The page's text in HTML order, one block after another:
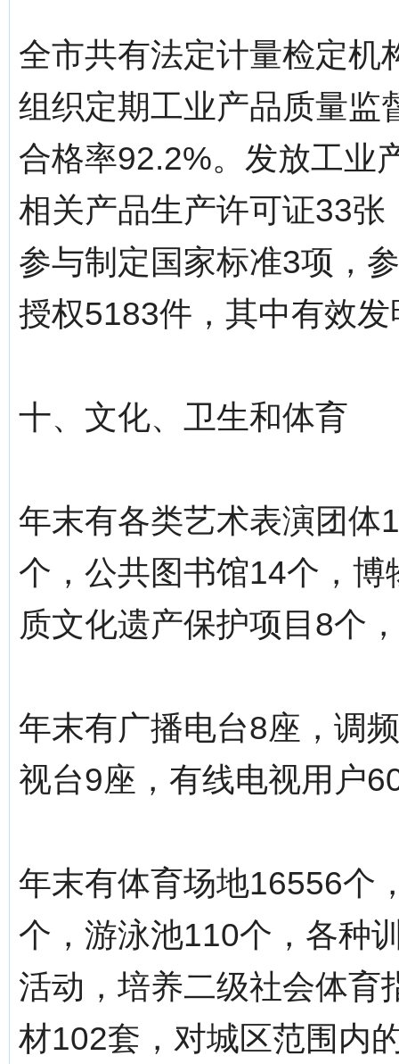
全市共有法定计量检定机
组织定期工业产品质量监
合格率92.2%。发放工业
相关产品生产许可证33
参与制定国家标准3项，
授权5183件，其中有效
十、文化、卫生和体育
年末有各类艺术表演团体
个，公共图书馆14个，
质文化遗产保护项目8个
年末有广播电台8座，调
视台9座，有线电视用户
年末有体育场地16556个
个，游泳池110个，各种
活动，培养二级社会体育
材102套，对城区范围内